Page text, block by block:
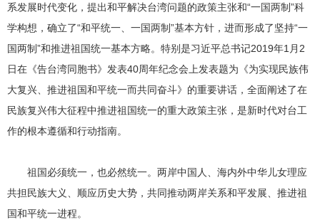
系发展时代变化，提出和平解决台湾问题的政策主张和“一国两制”科
学构想，确立了“和平统一、一国两制”基本方针，进而形成了坚持“一
国两制”和推进祖国统一基本方略。特别是习近平总书记2019年1月2
日在《告台湾同胞书》发表40周年纪念会上发表题为《为实现民族伟
大复兴、推进祖国和平统一而共同奋斗》的重要讲话，全面阐述了在
民族复兴伟大征程中推进祖国统一的重大政策主张，是新时代对台工
作的根本遵循和行动指南。
祖国必须统一，也必然统一。两岸中国人、海内外中华儿女理应
共担民族大义、顺应历史大势，共同推动两岸关系和平发展、推进祖
国和平统一进程。